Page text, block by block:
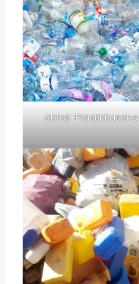
Abfall-Plastikflasche